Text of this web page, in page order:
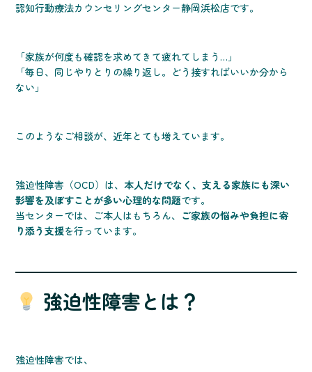
認知行動療法カウンセリングセンター静岡浜松店です。
「家族が何度も確認を求めてきて疲れてしまう…」
「毎日、同じやりとりの繰り返し。どう接すればいいか分から
ない」
このようなご相談が、近年とても増えています。
強迫性障害（OCD）は、本人だけでなく、支える家族にも深い
影響を及ぼすことが多い心理的な問題です。
当センターでは、ご本人はもちろん、 ご家族の悩みや負担に寄
り添う支援を行っています。
強迫性障害とは？
強迫性障害では、